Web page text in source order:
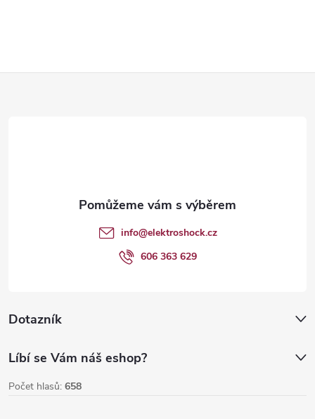
info@elektroshock.cz
606 363 629
Dotazník
Líbí se Vám náš eshop?
Počet hlasů: 658